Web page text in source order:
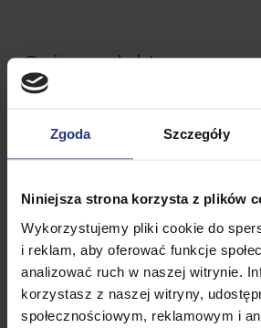
Zgoda Szczegóły
Niniejsza strona korzysta z plików
Wykorzystujemy pliki cookie do
i reklam, aby oferować funkcje
analizować ruch w naszej witrynie.
korzystasz z naszej witryny,
społecznościowym, reklamowym i
Opis produktu
Dekoracja LED z Bałwankiem
zarówno wewnątrz jak i na
balkonie.
Bałwan wykonany jest z poliestru
oświetlenie LED.